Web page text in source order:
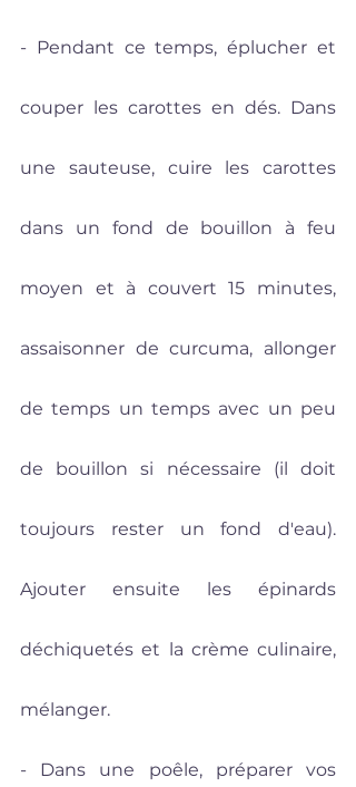
- Pendant ce temps, éplucher et
couper les carottes en dés. Dans
une sauteuse, cuire les carottes
dans un fond de bouillon à feu
moyen et à couvert 15 minutes,
assaisonner de curcuma, allonger
de temps un temps avec un peu
de bouillon si nécessaire (il doit
toujours rester un fond d'eau).
Ajouter ensuite les épinards
déchiquetés et la crème culinaire,
mélanger.
- Dans une poêle, préparer vos